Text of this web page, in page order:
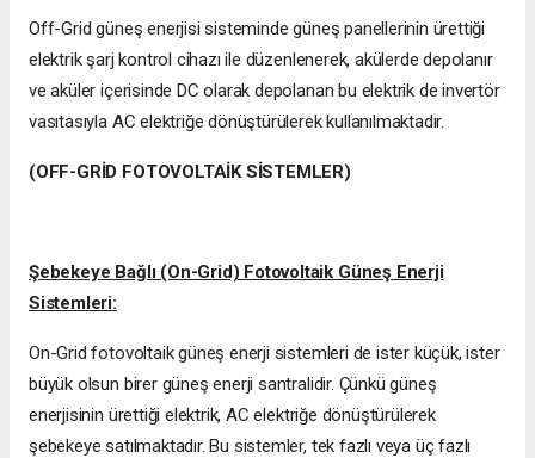
Off-Grid güneş enerjisi sisteminde güneş panellerinin ürettiği
elektrik şarj kontrol cihazı ile düzenlenerek, akülerde depolanır
ve aküler içerisinde DC olarak depolanan bu elektrik de invertör
vasıtasıyla AC elektriğe dönüştürülerek kullanılmaktadır.
(OFF-GRİD FOTOVOLTAİK SİSTEMLER)
Şebekeye Bağlı (On-Grid) Fotovoltaik Güneş Enerji
Sistemleri:
On-Grid fotovoltaik güneş enerji sistemleri de ister küçük, ister
büyük olsun birer güneş enerji santralidir. Çünkü güneş
enerjisinin ürettiği elektrik, AC elektriğe dönüştürülerek
şebekeye satılmaktadır. Bu sistemler, tek fazlı veya üç fazlı